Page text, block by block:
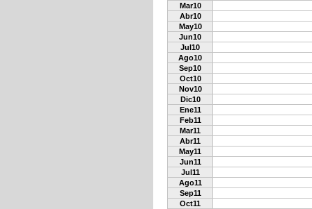
Mar10
Abr10
May10
Jun10
Jul10
Ago10
Sep10
Oct10
Nov10
Dic10
Ene11
Feb11
Mar11
Abr11
May11
Jun11
Jul11
Ago11
Sep11
Oct11